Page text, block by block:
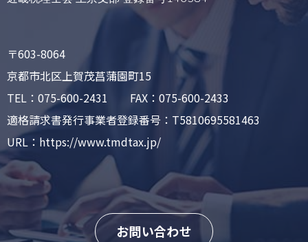
〒603-8064
京都市北区上賀茂菖蒲園町15
TEL：075-600-2431 FAX：075-600-2433
適格請求書発行事業者登録番号：T5810695581463
URL：https://www.tmdtax.jp/
お問い合わせ